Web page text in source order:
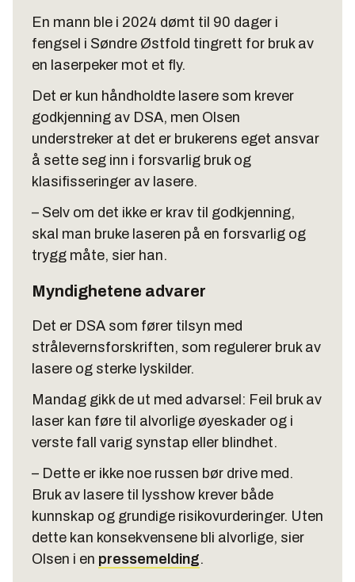
En mann ble i 2024 dømt til 90 dager i
fengsel i Søndre Østfold tingrett for bruk av
en laserpeker mot et fly.
Det er kun håndholdte lasere som krever
godkjenning av DSA, men Olsen
understreker at det er brukerens eget ansvar
å sette seg inn i forsvarlig bruk og
klasifisseringer av lasere.
– Selv om det ikke er krav til godkjenning,
skal man bruke laseren på en forsvarlig og
trygg måte, sier han.
Myndighetene advarer
Det er DSA som fører tilsyn med
strålevernsforskriften, som regulerer bruk av
lasere og sterke lyskilder.
Mandag gikk de ut med advarsel: Feil bruk av
laser kan føre til alvorlige øyeskader og i
verste fall varig synstap eller blindhet.
– Dette er ikke noe russen bør drive med.
Bruk av lasere til lysshow krever både
kunnskap og grundige risikovurderinger. Uten
dette kan konsekvensene bli alvorlige, sier
Olsen i en pressemelding.